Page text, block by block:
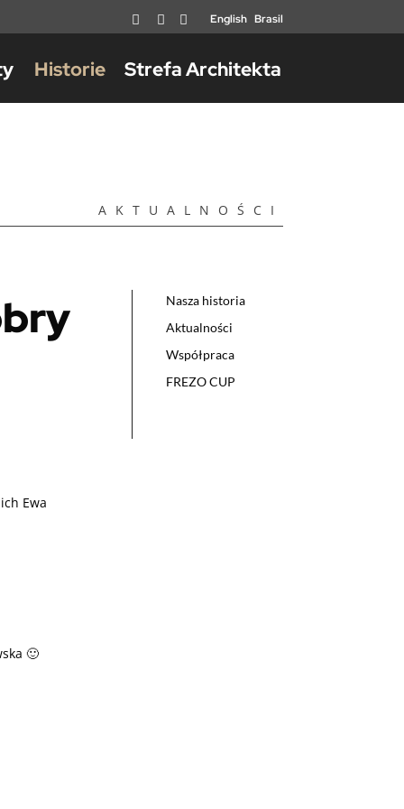
English Brasil



Historie Strefa Architekta
AKTUALNOŚCI
Ewa
Nasza historia
Aktualności
Współpraca
FREZO CUP
🙂